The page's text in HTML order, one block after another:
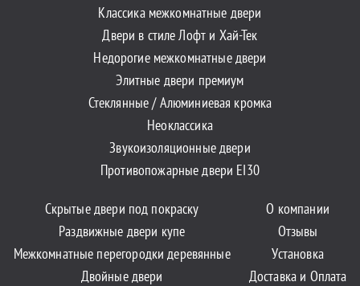
Классика межкомнатные двери
Двери в стиле Лофт и Хай-Тек
Недорогие межкомнатные двери
Элитные двери премиум
Стеклянные / Алюминиевая кромка
Неоклассика
Звукоизоляционные двери
Противопожарные двери EI30
Скрытые двери под покраску
Раздвижные двери купе
Межкомнатные перегородки деревянные
Двойные двери
О компании
Отзывы
Установка
Доставка и Оплата